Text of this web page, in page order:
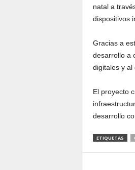
natal a
dispositivos
Gracias a
desarrollo a
digitales y al
El proyecto
desarrollo
ETIQUETAS